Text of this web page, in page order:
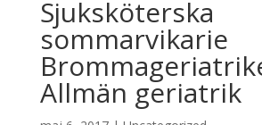
Sjuksköterska
sommarvikarie
Allmän geriatrik